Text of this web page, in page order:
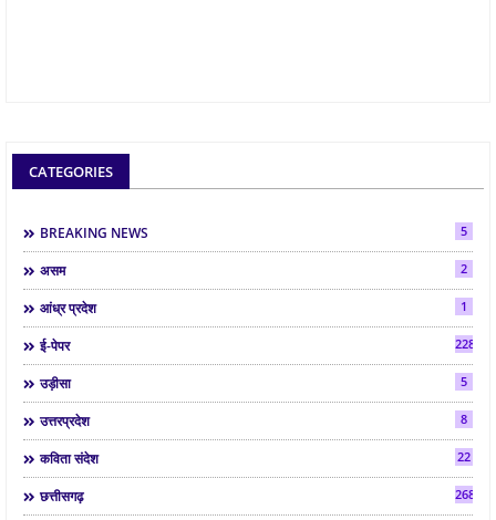
CATEGORIES
BREAKING NEWS 5
असम 2
आंध्र प्रदेश 1
ई-पेपर 2288
उड़ीसा 5
उत्तरप्रदेश 8
कविता संदेश 22
छत्तीसगढ़ 268